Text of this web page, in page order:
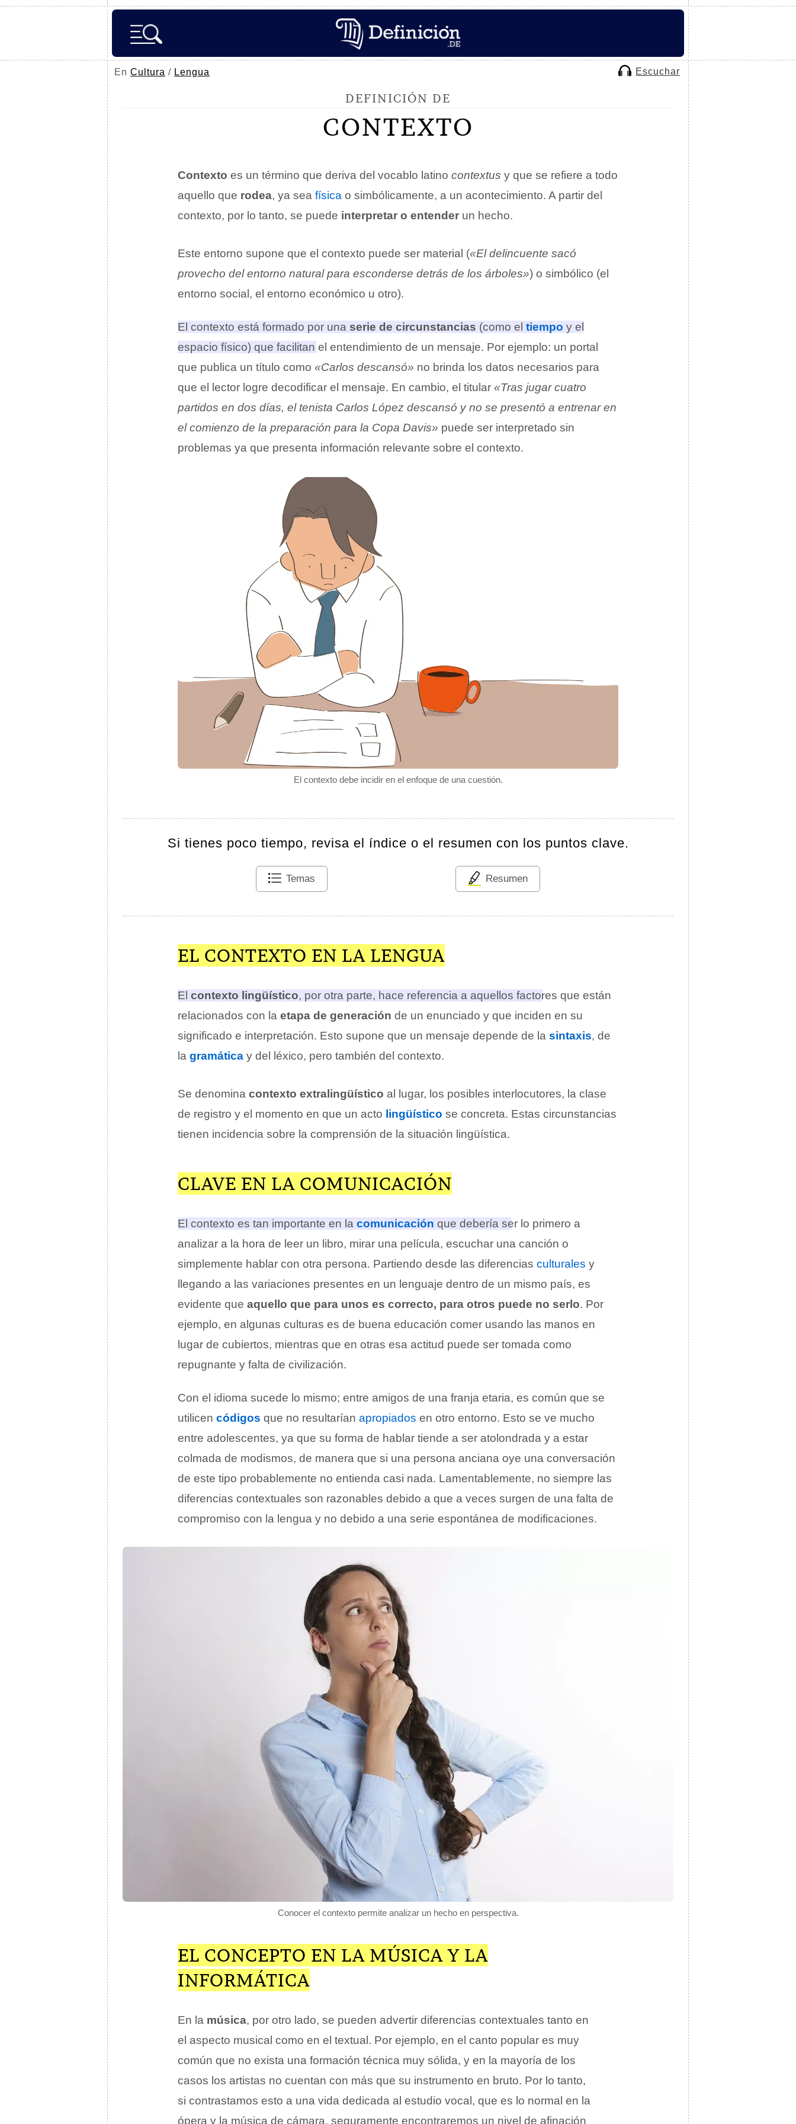
En Cultura / Lengua Escuchar
DEFINICIÓN DE
CONTEXTO
El contexto debe incidir en el enfoque de una cuestión.
Contexto es un término que deriva del vocablo latino contextus y que se refiere a todo
aquello que rodea, ya sea física o simbólicamente, a un acontecimiento. A partir del
contexto, por lo tanto, se puede interpretar o entender un hecho.
Este entorno supone que el contexto puede ser material («El delincuente sacó
provecho del entorno natural para esconderse detrás de los árboles») o simbólico (el
entorno social, el entorno económico u otro).
El contexto está formado por una serie de circunstancias (como el tiempo y el
espacio físico) que facilitan el entendimiento de un mensaje. Por ejemplo: un portal
que publica un título como «Carlos descansó» no brinda los datos necesarios para
que el lector logre decodificar el mensaje. En cambio, el titular «Tras jugar cuatro
partidos en dos días, el tenista Carlos López descansó y no se presentó a entrenar en
el comienzo de la preparación para la Copa Davis» puede ser interpretado sin
problemas ya que presenta información relevante sobre el contexto.
Si tienes poco tiempo, revisa el índice o el resumen con los puntos clave.
Temas Resumen
EL CONTEXTO EN LA LENGUA
El contexto lingüístico, por otra parte, hace referencia a aquellos factores que están
relacionados con la etapa de generación de un enunciado y que inciden en su
significado e interpretación. Esto supone que un mensaje depende de la sintaxis, de
la gramática y del léxico, pero también del contexto.
Se denomina contexto extralingüístico al lugar, los posibles interlocutores, la clase
de registro y el momento en que un acto lingüístico se concreta. Estas circunstancias
tienen incidencia sobre la comprensión de la situación lingüística.
CLAVE EN LA COMUNICACIÓN
El contexto es tan importante en la comunicación que debería ser lo primero a
analizar a la hora de leer un libro, mirar una película, escuchar una canción o
simplemente hablar con otra persona. Partiendo desde las diferencias culturales y
llegando a las variaciones presentes en un lenguaje dentro de un mismo país, es
evidente que aquello que para unos es correcto, para otros puede no serlo. Por
ejemplo, en algunas culturas es de buena educación comer usando las manos en
lugar de cubiertos, mientras que en otras esa actitud puede ser tomada como
repugnante y falta de civilización.
Con el idioma sucede lo mismo; entre amigos de una franja etaria, es común que se
utilicen códigos que no resultarían apropiados en otro entorno. Esto se ve mucho
entre adolescentes, ya que su forma de hablar tiende a ser atolondrada y a estar
colmada de modismos, de manera que si una persona anciana oye una conversación
de este tipo probablemente no entienda casi nada. Lamentablemente, no siempre las
diferencias contextuales son razonables debido a que a veces surgen de una falta de
compromiso con la lengua y no debido a una serie espontánea de modificaciones.
Conocer el contexto permite analizar un hecho en perspectiva.
EL CONCEPTO EN LA MÚSICA Y LA
INFORMÁTICA
En la música, por otro lado, se pueden advertir diferencias contextuales tanto en
el aspecto musical como en el textual. Por ejemplo, en el canto popular es muy
común que no exista una formación técnica muy sólida, y en la mayoría de los
casos los artistas no cuentan con más que su instrumento en bruto. Por lo tanto,
si contrastamos esto a una vida dedicada al estudio vocal, que es lo normal en la
ópera y la música de cámara, seguramente encontraremos un nivel de afinación